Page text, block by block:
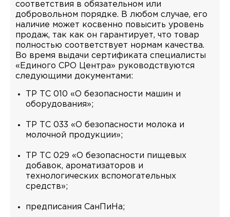
соответствия в обязательном или
добровольном порядке. В любом случае, его
наличие может косвенно повысить уровень
продаж, так как он гарантирует, что товар
полностью соответствует нормам качества.
Во время выдачи сертификата специалисты
«Единого СРО Центра» руководствуются
следующими документами:
ТР ТС 010 «О безопасности машин и
оборудования»;
ТР ТС 033 «О безопасности молока и
молочной продукции»;
ТР ТС 029 «О безопасности пищевых
добавок, ароматизаторов и
технологических вспомогательных
средств»;
предписания СанПиНа;